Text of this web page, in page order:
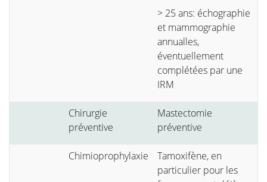
> 25 ans: échographie
et mammographie
annualles,
éventuellement
complétées par une
IRM
Chirurgie
préventive
Mastectomie
préventive
Chimioprophylaxie
Tamoxifène, en
particulier pour les